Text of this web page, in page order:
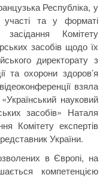
Республіка, у
участі та у форматі
Комітету
засобів щодо їх
директорату з
та охорони здоров’я
взяла
науковий
засобів» Наталя
Комітету експертів
України.
в Європі, на
компетенцією